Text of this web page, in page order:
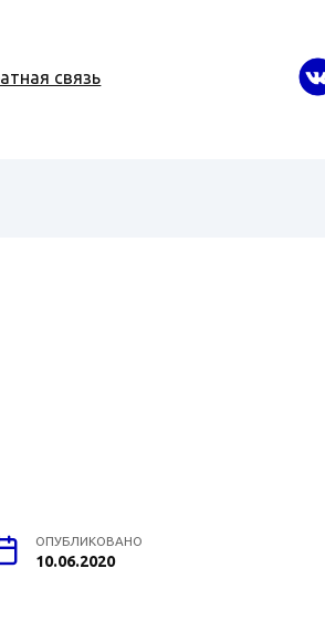
связь
ОПУБЛИКОВАНО
10.06.2020